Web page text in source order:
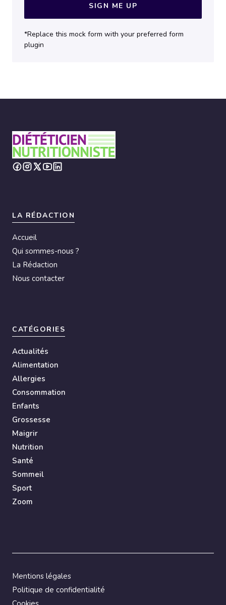
SIGN ME UP
*Replace this mock form with your preferred form
plugin
LA RÉDACTION
Accueil
Qui sommes-nous ?
La Rédaction
Nous contacter
CATÉGORIES
Actualités
Alimentation
Allergies
Consommation
Enfants
Grossesse
Maigrir
Nutrition
Santé
Sommeil
Sport
Zoom
Mentions légales
Politique de confidentialité